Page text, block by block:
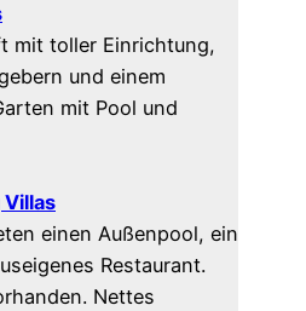
mit toller Einrichtung,
und einem
mit Pool und
Villas
einen Außenpool, ein
Restaurant.
Nettes